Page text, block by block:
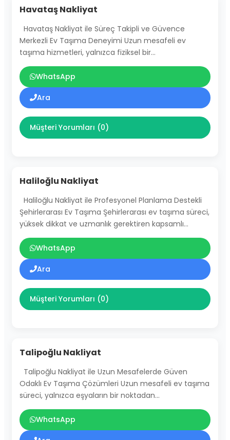
Havataş Nakliyat
Havataş Nakliyat ile Süreç Takipli ve Güvence
Merkezli Ev Taşıma Deneyimi Uzun mesafeli ev
taşıma hizmetleri, yalnızca fiziksel bir…
WhatsApp
Ara
Müşteri Yorumları (0)
Haliloğlu Nakliyat
Haliloğlu Nakliyat ile Profesyonel Planlama Destekli
Şehirlerarası Ev Taşıma Şehirlerarası ev taşıma süreci,
yüksek dikkat ve uzmanlık gerektiren kapsamlı…
WhatsApp
Ara
Müşteri Yorumları (0)
Talipoğlu Nakliyat
Talipoğlu Nakliyat ile Uzun Mesafelerde Güven
Odaklı Ev Taşıma Çözümleri Uzun mesafeli ev taşıma
süreci, yalnızca eşyaların bir noktadan…
WhatsApp